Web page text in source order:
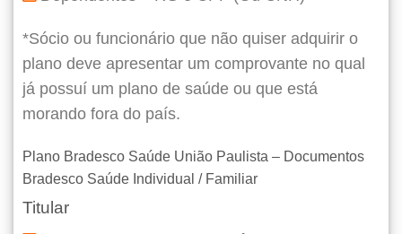
*Sócio ou funcionário que não quiser adquirir o
plano deve apresentar um comprovante no qual
já possuí um plano de saúde ou que está
morando fora do país.
Plano Bradesco Saúde União Paulista – Documentos
Bradesco Saúde Individual / Familiar
Titular